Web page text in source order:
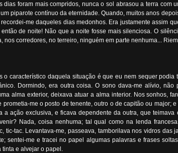
dias foram mais compridos, nunca o sol abrasou a terra
piparote contínuo da eternidade. Quando, muitos anos
me daqueles dias medonhos. Era justamente assim
de noite! Não que a noite fosse mais silenciosa. O
nos corredores, no terreiro, ninguém em parte nenhuma...
o característico daquela situação é que eu nem sequer
Dormindo, era outra coisa. O sono dava-me alívio,
alma exterior, deixava atuar a alma interior. Nos sonhos,
me o posto de tenente, outro o de capitão ou
ação exclusiva, e ficava dependente da outra, que
Nada, coisa nenhuma; tal qual como na lenda
tic-tac. Levantava-me, passeava, tamborilava nos vidros
sentei-me e tracei no papel algumas palavras e frases
tinta e alvejar o papel.